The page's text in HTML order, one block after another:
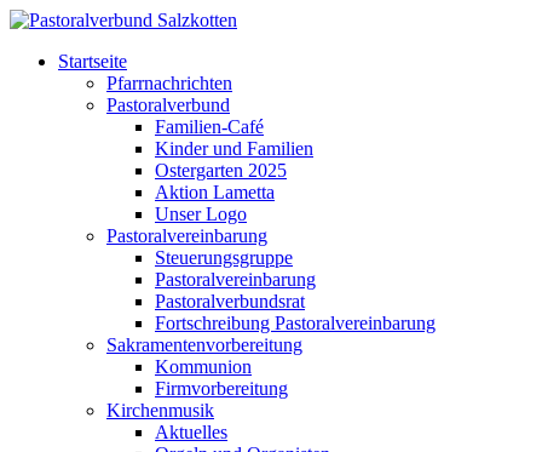
Startseite
Pfarrnachrichten
Pastoralverbund
Familien-Café
Kinder und Familien
Ostergarten 2025
Aktion Lametta
Unser Logo
Pastoralvereinbarung
Steuerungsgruppe
Pastoralvereinbarung
Pastoralverbundsrat
Fortschreibung Pastoralvereinbarung
Sakramentenvorbereitung
Kommunion
Firmvorbereitung
Kirchenmusik
Aktuelles